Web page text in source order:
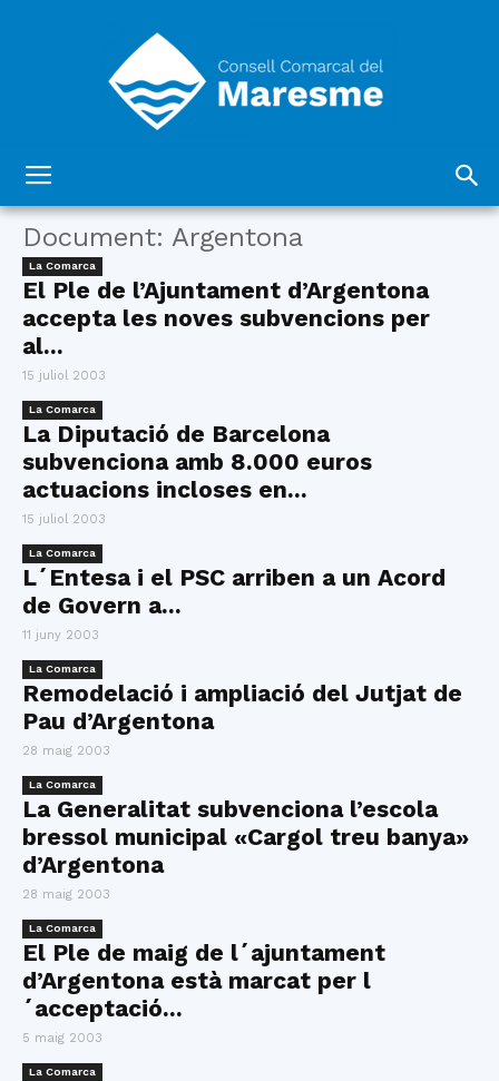
Comarcal
Maresme
Document: Argentona
La Comarca
El Ple de l’Ajuntament d’Argentona
accepta les noves subvencions per
al...
15 juliol 2003
La Comarca
La Diputació de Barcelona
subvenciona amb 8.000 euros
actuacions incloses en...
15 juliol 2003
La Comarca
L´Entesa i el PSC arriben a un Acord
de Govern a...
11 juny 2003
La Comarca
Remodelació i ampliació del Jutjat de
Pau d’Argentona
28 maig 2003
La Comarca
La Generalitat subvenciona l’escola
bressol municipal «Cargol treu banya»
d’Argentona
28 maig 2003
La Comarca
El Ple de maig de l´ajuntament
d’Argentona està marcat per l
´acceptació...
5 maig 2003
La Comarca